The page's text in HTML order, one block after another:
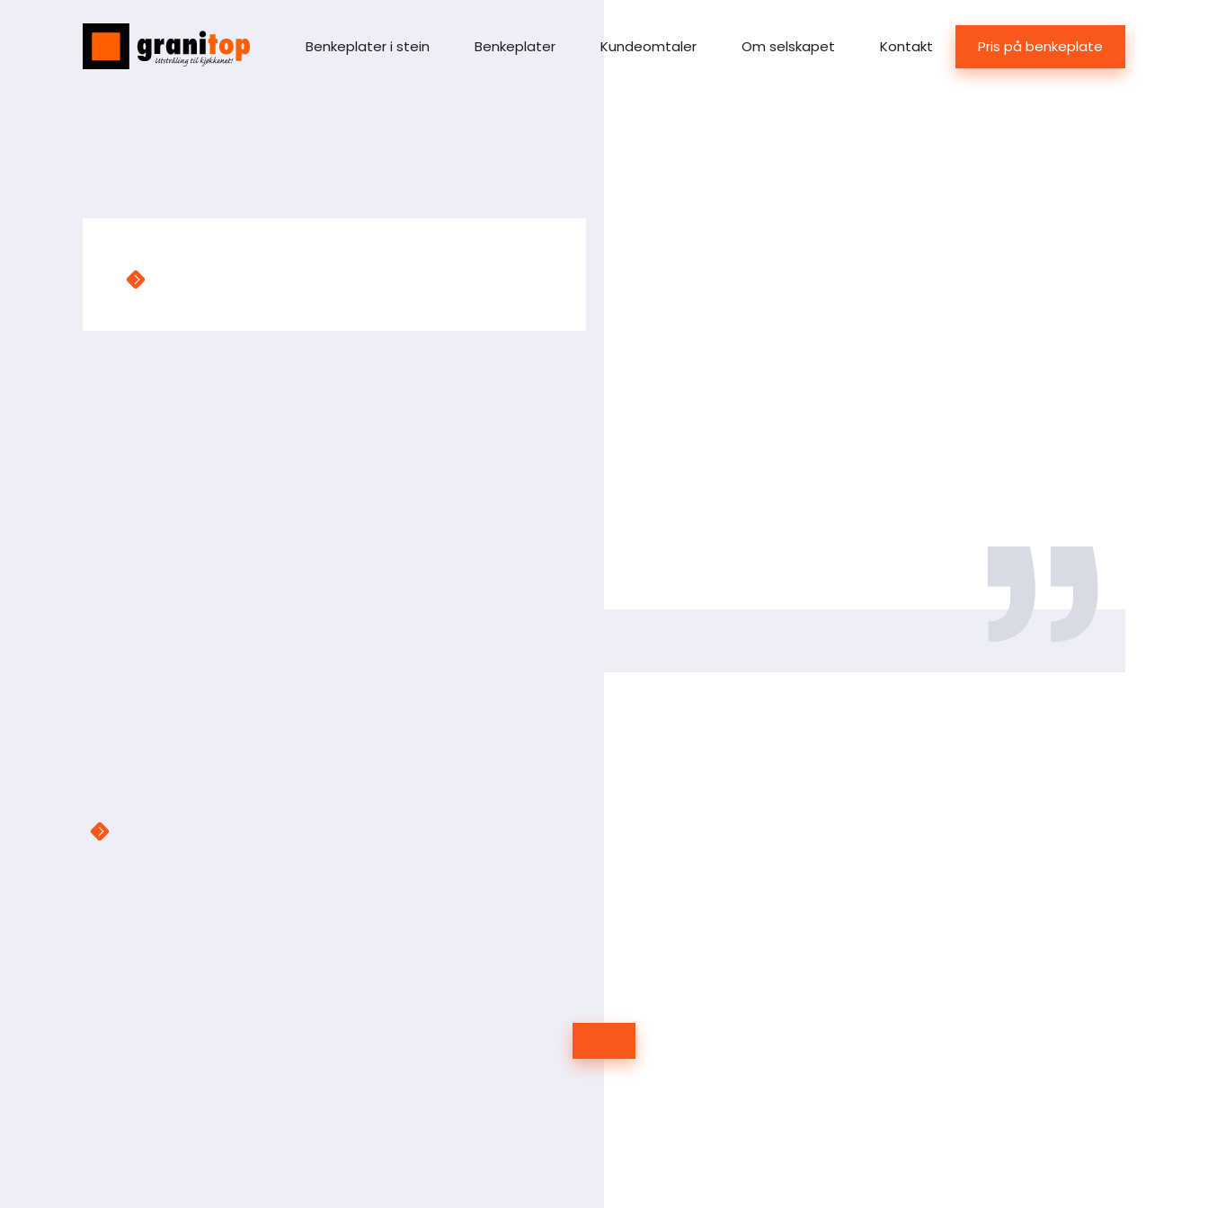
Benkeplater i stein Benkeplater Kundeomtaler Om selskapet Kontakt Pris på benkeplate